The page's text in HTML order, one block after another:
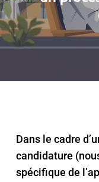
Dans le cadre
candidature
spécifique de